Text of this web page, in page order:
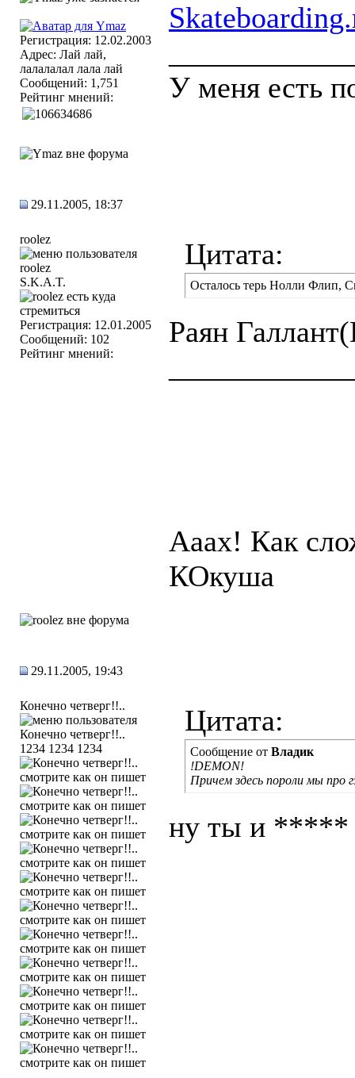
Регистрация: 12.02.2003
Адрес: Лай лай,
лалалалал лала лай
Сообщений: 1,751
Рейтинг мнений:
У меня есть
29.11.2005, 18:37
roolez
S.K.A.T.
Регистрация: 12.01.2005
Сообщений: 102
Рейтинг мнений:
Цитата:
Осталось терь Нолли Флип,
Раян
Ааах! Как
КОкуша
29.11.2005, 19:43
Конечно четверг!!..
1234 1234 1234
Цитата:
Сообщение от Владик
!DEMON!
Причем здесь пороли мы про
ну ты и *****